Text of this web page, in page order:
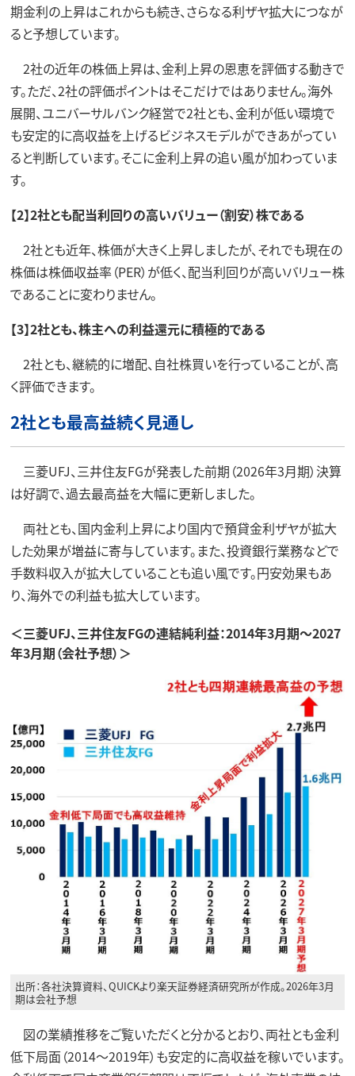
期金利の上昇はこれからも続き、さらなる利ザヤ拡大につなが
ると予想しています。
2社の近年の株価上昇は、金利上昇の恩恵を評価する動きで
す。ただ、2社の評価ポイントはそこだけではありません。海外
展開、ユニバーサルバンク経営で2社とも、金利が低い環境で
も安定的に高収益を上げるビジネスモデルができあがってい
ると判断しています。そこに金利上昇の追い風が加わっていま
す。
【2】2社とも配当利回りの高いバリュー（割安）株である
2社とも近年、株価が大きく上昇しましたが、それでも現在の
株価は株価収益率（PER）が低く、配当利回りが高いバリュー株
であることに変わりません。
【3】2社とも、株主への利益還元に積極的である
2社とも、継続的に増配、自社株買いを行っていることが、高
く評価できます。
2社とも最高益続く見通し
三菱UFJ、三井住友FGが発表した前期（2026年3月期）決算
は好調で、過去最高益を大幅に更新しました。
両社とも、国内金利上昇により国内で預貸金利ザヤが拡大
した効果が増益に寄与しています。また、投資銀行業務などで
手数料収入が拡大していることも追い風です。円安効果もあ
り、海外での利益も拡大しています。
＜三菱UFJ、三井住友FGの連結純利益：2014年3月期～2027
年3月期（会社予想）＞
出所：各社決算資料、QUICKより楽天証券経済研究所が作成。2026年3月
期は会社予想
図の業績推移をご覧いただくと分かるとおり、両社とも金利
低下局面（2014～2019年）も安定的に高収益を稼いでいます。